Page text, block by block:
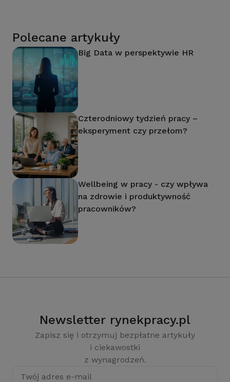
Polecane artykuły
Big Data w perspektywie HR
Czterodniowy tydzień pracy –
eksperyment czy przełom?
Wellbeing w pracy - czy wpływa
na zdrowie i produktywność
pracowników?
Newsletter rynekpracy.pl
Zapisz się i otrzymuj bezpłatne artykuły
i ciekawostki
z wynagrodzeń.
Twój adres e-mail